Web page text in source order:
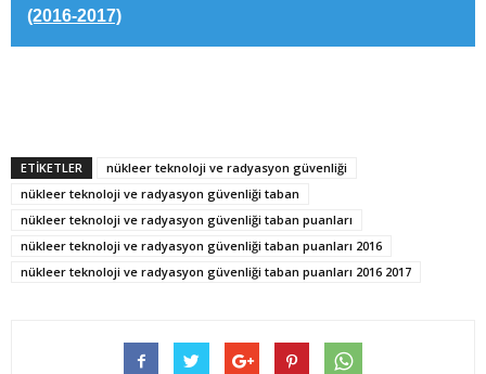
(2016-2017)
ETİKETLER
nükleer teknoloji ve radyasyon güvenliği
nükleer teknoloji ve radyasyon güvenliği taban
nükleer teknoloji ve radyasyon güvenliği taban puanları
nükleer teknoloji ve radyasyon güvenliği taban puanları 2016
nükleer teknoloji ve radyasyon güvenliği taban puanları 2016 2017